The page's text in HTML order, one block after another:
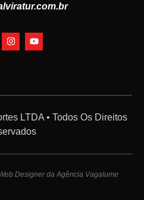
LTDA • Todos Os Direitos
Designer da Agência Vagalume